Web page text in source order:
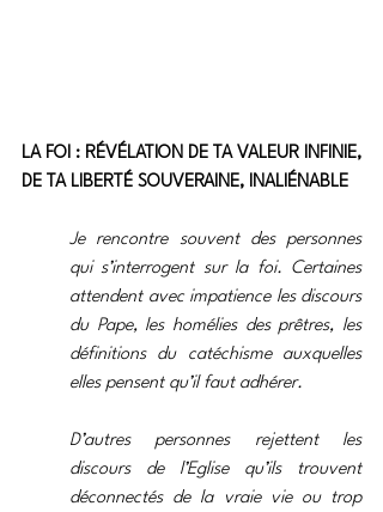
LA FOI : RÉVÉLATION DE TA VALEUR INFINIE,
DE TA LIBERTÉ SOUVERAINE, INALIÉNABLE
Je rencontre souvent des personnes
qui s’interrogent sur la foi. Certaines
attendent avec impatience les discours
du Pape, les homélies des prêtres, les
définitions du catéchisme auxquelles
elles pensent qu’il faut adhérer.
D’autres personnes rejettent les
discours de l’Eglise qu’ils trouvent
déconnectés de la vraie vie ou trop